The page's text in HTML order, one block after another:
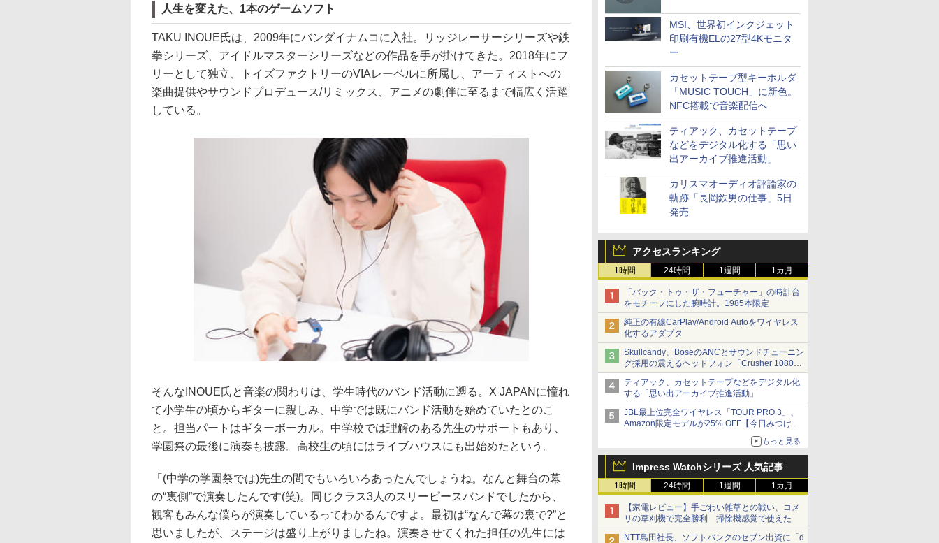
MSI、世界初インクジェット
印刷有機ELの27型4Kモニタ
ー
カセットテープ型キーホルダ
「MUSIC TOUCH」に新色。
NFC搭載で音楽配信へ
ティアック、カセットテープ
などをデジタル化する「思い
出アーカイブ推進活動」
カリスマオーディオ評論家の
軌跡「長岡鉄男の仕事」5日
発売
アクセスランキング
1時間 24時間 1週間 1カ月
「バック・トゥ・ザ・フューチャー」の時計台
をモチーフにした腕時計。1985本限定
純正の有線CarPlay/Android Autoをワイヤレス
化するアダプタ
Skullcandy、BoseのANCとサウンドチューニン
グ採用の震えるヘッドフォン「Crusher 1080
ANC」
ティアック、カセットテープなどをデジタル化
する「思い出アーカイブ推進活動」
JBL最上位完全ワイヤレス「TOUR PRO 3」、
Amazon限定モデルが25% OFF【今日みつけた
もっと見る
Impress Watchシリーズ 人気記事
1時間 24時間 1週間 1カ月
【家電レビュー】手ごわい雑草との戦い、コメ
リの草刈機で完全勝利 掃除機感覚で使えた
NTT島田社長、ソフトバンクのセブン出資に「d
人生を変えた、1本のゲームソフト
TAKU INOUE氏は、2009年にバンダイナムコに入社。リッジレーサーシリーズや鉄
拳シリーズ、アイドルマスターシリーズなどの作品を手が掛けてきた。2018年にフ
リーとして独立、トイズファクトリーのVIAレーベルに所属し、アーティストへの
楽曲提供やサウンドプロデュース/リミックス、アニメの劇伴に至るまで幅広く活躍
している。
そんなINOUE氏と音楽の関わりは、学生時代のバンド活動に遡る。X JAPANに憧れ
て小学生の頃からギターに親しみ、中学では既にバンド活動を始めていたとのこ
と。担当パートはギターボーカル。中学校では理解のある先生のサポートもあり、
学園祭の最後に演奏も披露。高校生の頃にはライブハウスにも出始めたという。
「(中学の学園祭では)先生の間でもいろいろあったんでしょうね。なんと舞台の幕
の“裏側”で演奏したんです(笑)。同じクラス3人のスリーピースバンドでしたから、
観客もみんな僕らが演奏しているってわかるんですよ。最初は“なんで幕の裏で?”と
思いましたが、ステージは盛り上がりましたね。演奏させてくれた担任の先生には